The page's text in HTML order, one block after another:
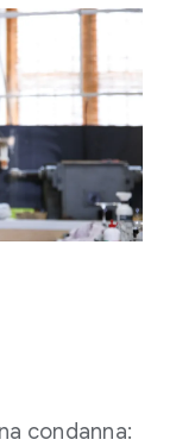
condanna: